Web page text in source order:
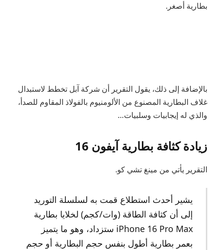
بطارية أصغر.
بالإضافة إلى ذلك، يقول التقرير أن شركة آبل تخطط لاستبدال
غلاف البطارية المصنوع من الألومنيوم بالفولاذ المقاوم للصدأ،
والذي له إيجابيات وسلبيات…
زيادة كثافة بطارية آيفون 16
التقرير يأتي من مينغ تشي كو.
يشير أحدث استطلاع قمت به لسلسلة التوريد
إلى أن كثافة الطاقة (وات/كجم) لخلايا بطارية
iPhone 16 Pro Max ستزداد، وهو ما يتميز
بعمر بطارية أطول بنفس حجم البطارية أو حجم